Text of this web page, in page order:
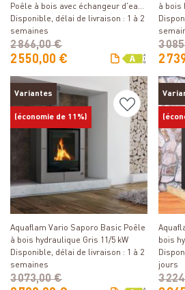
Poêle à bois avec échangeur d'eau
Gris 11/7 kW
Disponible, délai de livraison : 1 à 2
semaines
2 550,00 €
2 866,00 €
à bois
2
3
Variantes
(économie de 11%)
Détails
Aquaflam Vario Saporo Basic Poêle
à bois hydraulique Gris 11/5 kW
Disponible, délai de livraison : 1 à 2
semaines
3 073,00 €
bois
jours
3